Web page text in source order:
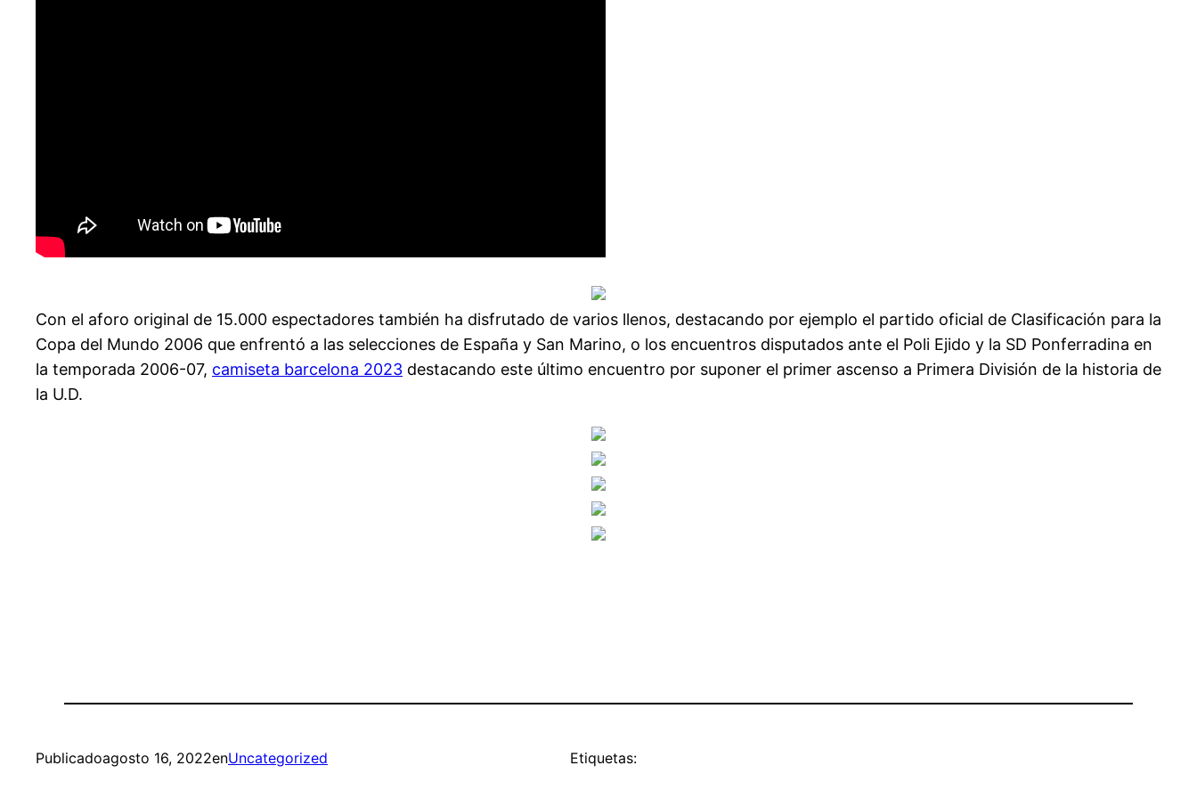
Con el aforo original de 15.000 espectadores también ha disfrutado de varios llenos, destacando por ejemplo el partido oficial de Clasificación para la
Copa del Mundo 2006 que enfrentó a las selecciones de España y San Marino, o los encuentros disputados ante el Poli Ejido y la SD Ponferradina en
la temporada 2006-07, camiseta barcelona 2023 destacando este último encuentro por suponer el primer ascenso a Primera División de la historia de
la U.D.
Publicadoagosto 16, 2022enUncategorized Etiquetas: